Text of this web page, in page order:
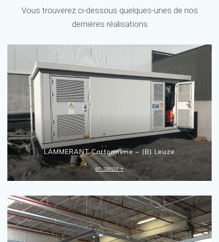
Vous trouverez ci-dessous quelques-unes de nos
dernières réalisations
LAMMERANT Cartonnerie – (B) Leuze
en savoir +